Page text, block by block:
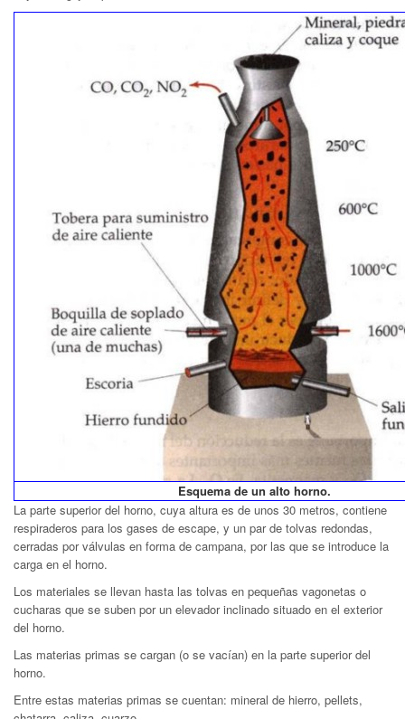
Esquema de un alto horno.
La parte superior del horno, cuya altura es de unos 30 metros, contiene
respiraderos para los gases de escape, y un par de tolvas redondas,
cerradas por válvulas en forma de campana, por las que se introduce la
carga en el horno.
Los materiales se llevan hasta las tolvas en pequeñas vagonetas o
cucharas que se suben por un elevador inclinado situado en el exterior
del horno.
Las materias primas se cargan (o se vacían) en la parte superior del
horno.
Entre estas materias primas se cuentan: mineral de hierro, pellets,